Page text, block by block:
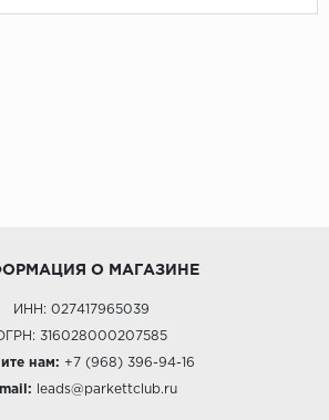
О МАГАЗИНЕ
ИНН: 027417965039
316028000207585
нам: +7 (968) 396-94-16
leads@parkettclub.ru